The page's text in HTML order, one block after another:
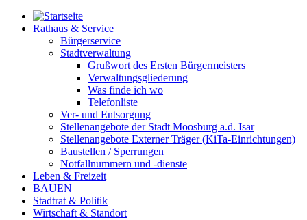
Rathaus & Service
Bürgerservice
Stadtverwaltung
Grußwort des Ersten Bürgermeisters
Verwaltungsgliederung
Was finde ich wo
Telefonliste
Ver- und Entsorgung
Stellenangebote der Stadt Moosburg a.d. Isar
Stellenangebote Externer Träger (KiTa-Einrichtungen)
Baustellen / Sperrungen
Notfallnummern und -dienste
Leben & Freizeit
BAUEN
Stadtrat & Politik
Wirtschaft & Standort